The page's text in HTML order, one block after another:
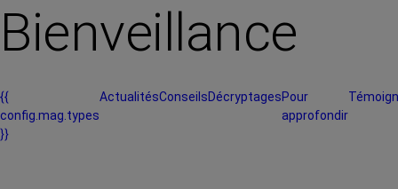
Bienveillance
{{
config.mag.types
}}
ActualitésConseilsDécryptagesPour
approfondir